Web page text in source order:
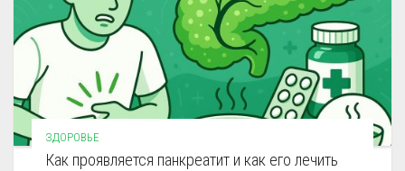
ЗДОРОВЬЕ
Как проявляется панкреатит и как его лечить